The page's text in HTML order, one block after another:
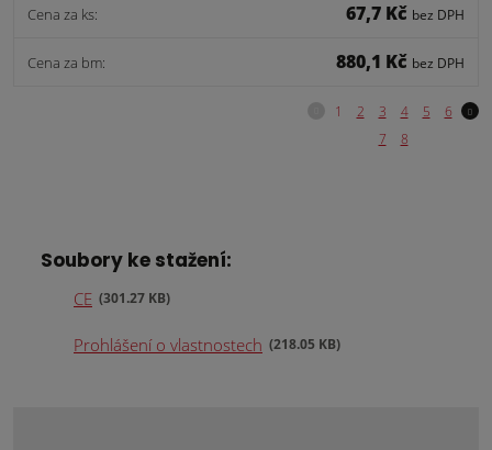
Cena za ks: 67,7 Kč bez DPH
Cena za bm: 880,1 Kč bez DPH
Soubory ke stažení:
CE 301.27 KB
Prohlášení o vlastnostech 218.05 KB